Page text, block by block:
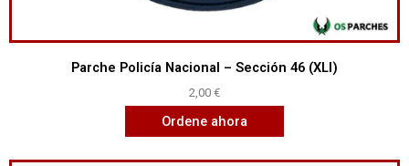
Parche Policía Nacional – Sección 46 (XLI)
2,00 €
Ordene ahora